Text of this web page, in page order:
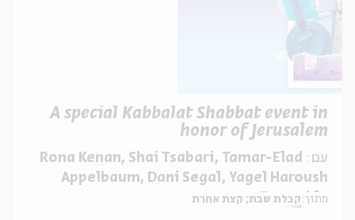
A special Kabbalat Shabbat event in
honor of Jerusalem
עם: Rona Kenan, Shai Tsabari, Tamar-Elad
Appelbaum, Dani Segal, Yagel Haroush
Ensemble
מתוך: קבלת שבת; קצת אחרת